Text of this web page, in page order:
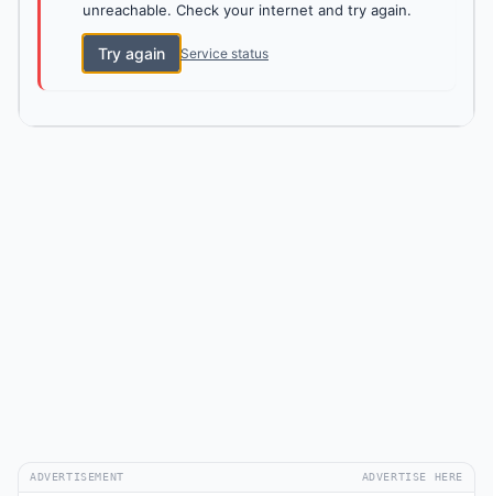
unreachable. Check your internet and try again.
Try again Service status
ADVERTISEMENT ADVERTISE HERE